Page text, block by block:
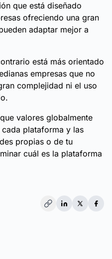
que está diseñado
ofreciendo una gran
adaptar mejor a
está más orientado
empresas que no
complejidad ni el uso
valores globalmente
plataforma y las
propias o de tu
cuál es la plataforma